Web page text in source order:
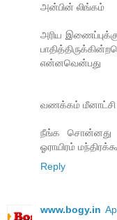
அன்பின் லிங்கம்
அரிய
என்னவென்பது
வணக்கம் மீனாட்சி
நீங்க சொன்னது
ஓராயிரம்
Reply
www.bogy.in